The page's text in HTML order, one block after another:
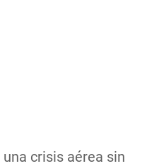
crisis aérea sin